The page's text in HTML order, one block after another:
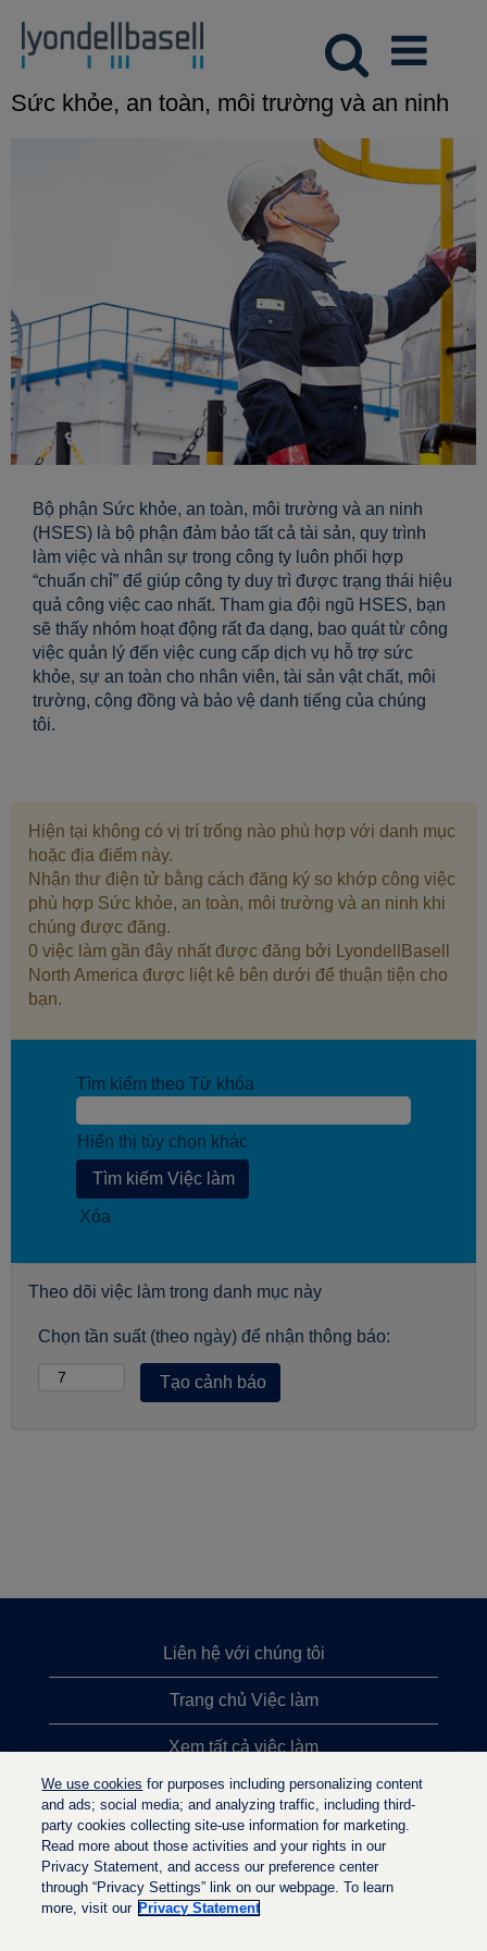
Sức khỏe, an toàn, môi trường và an ninh
Bộ phận Sức khỏe, an toàn, môi trường và an ninh
(HSES) là bộ phận đảm bảo tất cả tài sản, quy trình
làm việc và nhân sự trong công ty luôn phối hợp
“chuẩn chỉ” để giúp công ty duy trì được trạng thái hiệu
quả công việc cao nhất. Tham gia đội ngũ HSES, bạn
sẽ thấy nhóm hoạt động rất đa dạng, bao quát từ công
việc quản lý đến việc cung cấp dịch vụ hỗ trợ sức
khỏe, sự an toàn cho nhân viên, tài sản vật chất, môi
trường, cộng đồng và bảo vệ danh tiếng của chúng
tôi.
Hiện tại không có vị trí trống nào phù hợp với danh mục
hoặc địa điểm này.
Nhận thư điện tử bằng cách đăng ký so khớp công việc
phù hợp Sức khỏe, an toàn, môi trường và an ninh khi
chúng được đăng.
0 việc làm gần đây nhất được đăng bởi LyondellBasell
North America được liệt kê bên dưới để thuận tiện cho
bạn.
Tìm kiếm theo Từ khóa
Hiển thị tùy chọn khác
Xóa
Theo dõi việc làm trong danh mục này
Chọn tần suất (theo ngày) để nhận thông báo:
Liên hệ với chúng tôi
Trang chủ Việc làm
Xem tất cả việc làm
Việc làm được tìm kiếm nhiều nhất
Chính sách quyền riêng tư
We use cookies for purposes including personalizing content
and ads; social media; and analyzing traffic, including third-
party cookies collecting site-use information for marketing.
Read more about those activities and your rights in our
Privacy Statement, and access our preference center
through “Privacy Settings” link on our webpage. To learn
more, visit our Privacy Statement